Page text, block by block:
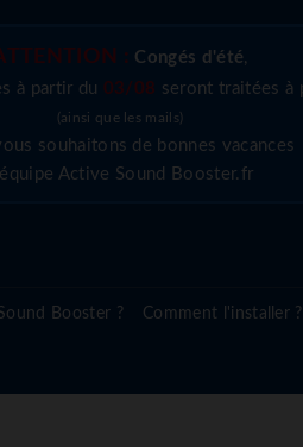
: Congés d'été,
à partir du 03/08 seront traitées à
(ainsi que les mails)
souhaitons de bonnes vacances
Active Sound Booster.fr
Booster ? Comment l'installer ?